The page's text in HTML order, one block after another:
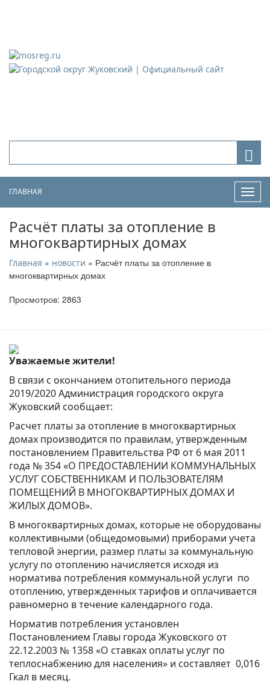
ГЛАВНАЯ
Расчёт платы за отопление в
многоквартирных домах
Главная » новости » Расчёт платы за отопление в
многоквартирных домах
Просмотров: 2863
Уважаемые жители!
В связи с окончанием отопительного периода
2019/2020 Администрация городского округа
Жуковский сообщает:
Расчет платы за отопление в многоквартирных
домах производится по правилам, утвержденным
постановлением Правительства РФ от 6 мая 2011
года № 354 «О ПРЕДОСТАВЛЕНИИ КОММУНАЛЬНЫХ
УСЛУГ СОБСТВЕННИКАМ И ПОЛЬЗОВАТЕЛЯМ
ПОМЕЩЕНИЙ В МНОГОКВАРТИРНЫХ ДОМАХ И
ЖИЛЫХ ДОМОВ».
В многоквартирных домах, которые не оборудованы
коллективными (общедомовыми) приборами учета
тепловой энергии, размер платы за коммунальную
услугу по отоплению начисляется исходя из
норматива потребления коммунальной услуги по
отоплению, утвержденных тарифов и оплачивается
равномерно в течение календарного года.
Норматив потребления установлен
Постановлением Главы города Жуковского от
22.12.2003 № 1358 «О ставках оплаты услуг по
теплоснабжению для населения» и составляет 0,016
Гкал в месяц.